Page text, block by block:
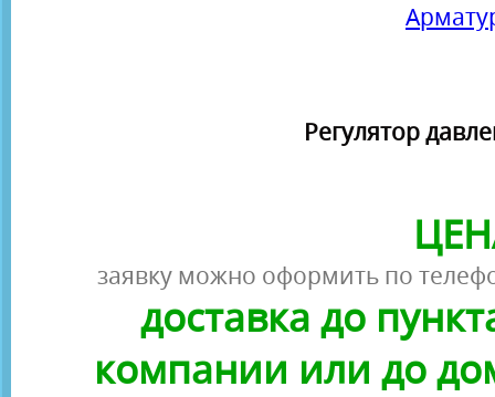
Регулятор
заявку можно оформить по
доставка до
компании или до